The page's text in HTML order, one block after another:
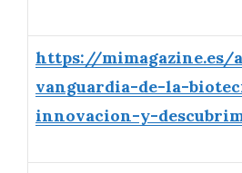
https://mimagazine.es/
vanguardia-de-la-
innovacion-y-